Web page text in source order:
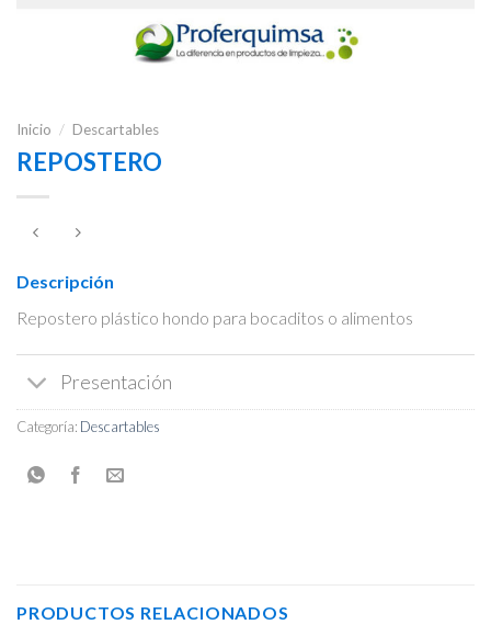
Inicio / Descartables
REPOSTERO
Descripción
Repostero plástico hondo para bocaditos o alimentos
Presentación
Categoría: Descartables
PRODUCTOS RELACIONADOS